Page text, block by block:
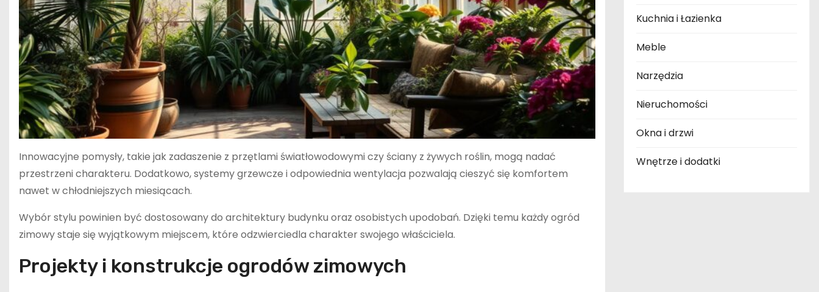
Innowacyjne pomysły, takie jak zadaszenie z przętlami światłowodowymi czy ściany z żywych roślin, mogą nadać
przestrzeni charakteru. Dodatkowo, systemy grzewcze i odpowiednia wentylacja pozwalają cieszyć się komfortem
nawet w chłodniejszych miesiącach.
Wybór stylu powinien być dostosowany do architektury budynku oraz osobistych upodobań. Dzięki temu każdy ogród
zimowy staje się wyjątkowym miejscem, które odzwierciedla charakter swojego właściciela.
Projekty i konstrukcje ogrodów zimowych
Kuchnia i Łazienka
Meble
Narzędzia
Nieruchomości
Okna i drzwi
Wnętrze i dodatki